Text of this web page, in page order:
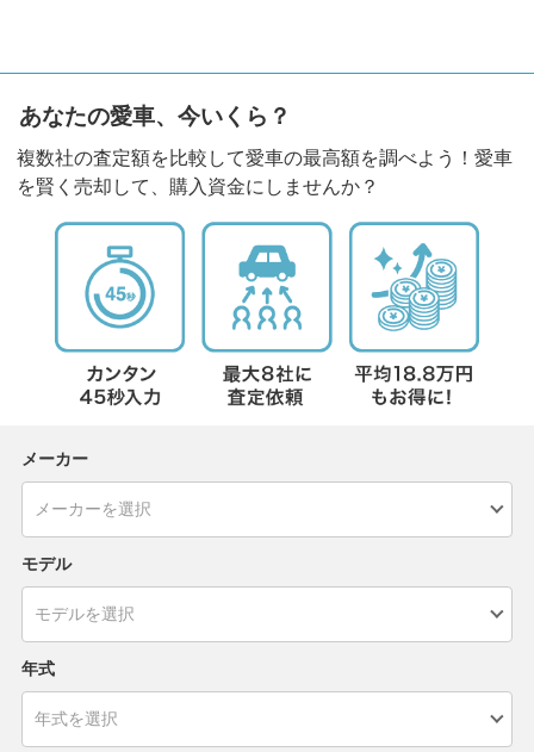
あなたの愛車、今いくら？
複数社の査定額を比較して愛車の最高額を調べよう！愛車
を賢く売却して、購入資金にしませんか？
メーカー
モデル
年式